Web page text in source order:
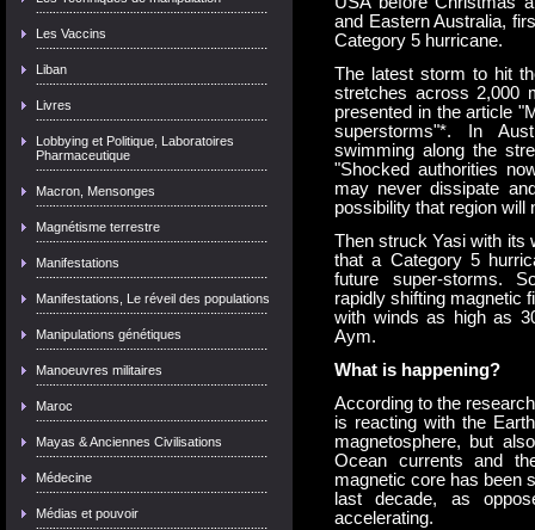
Les Vaccins
Liban
Livres
Lobbying et Politique, Laboratoires
Pharmaceutique
Macron, Mensonges
Magnétisme terrestre
Manifestations
Manifestations, Le réveil des populations
Manipulations génétiques
Manoeuvres militaires
Maroc
Mayas & Anciennes Civilisations
Médecine
Médias et pouvoir
and Eastern Australia,
Category 5 hurricane.
The latest storm to hit
stretches across 2,000
presented in the article
superstorms"*. In
swimming along the
"Shocked authorities
may never dissipate
possibility that region will
Then struck Yasi with its
that a Category 5
future super-storms.
rapidly shifting magnetic
with winds as high as
Aym.
What is happening?
According to the
is reacting with the
magnetosphere, but
Ocean currents and
magnetic core has been
last decade, as
accelerating.